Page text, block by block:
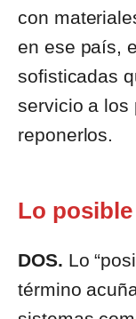
con
en ese país,
sofisticadas
servicio a los
reponerlos.
Lo
DOS. Lo
término